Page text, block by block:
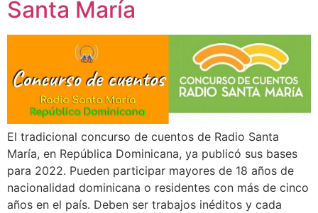
Santa María
El tradicional concurso de cuentos de Radio Santa
María, en República Dominicana, ya publicó sus bases
para 2022. Pueden participar mayores de 18 años de
nacionalidad dominicana o residentes con más de cinco
años en el país. Deben ser trabajos inéditos y cada